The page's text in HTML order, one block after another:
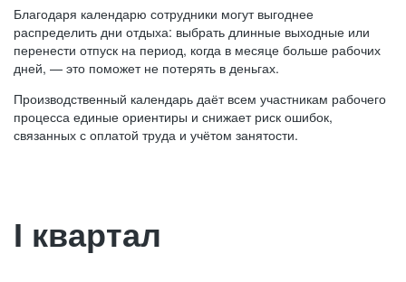
Благодаря календарю сотрудники могут выгоднее
распределить дни отдыха: выбрать длинные выходные или
перенести отпуск на период, когда в месяце больше рабочих
дней, — это поможет не потерять в деньгах.
Производственный календарь даёт всем участникам рабочего
процесса единые ориентиры и снижает риск ошибок,
связанных с оплатой труда и учётом занятости.
I квартал